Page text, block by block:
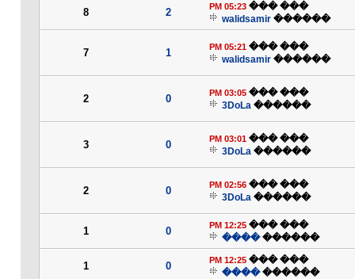
��� ���
05:23 PM
������
walidsamir
2
8
��� ���
05:21 PM
������
walidsamir
1
7
��� ���
03:05 PM
������
3DoLa
0
2
��� ���
03:01 PM
������
3DoLa
0
3
��� ���
02:56 PM
������
3DoLa
0
2
��� ���
12:25 PM
������
����
0
1
��� ���
12:25 PM
������
����
0
1